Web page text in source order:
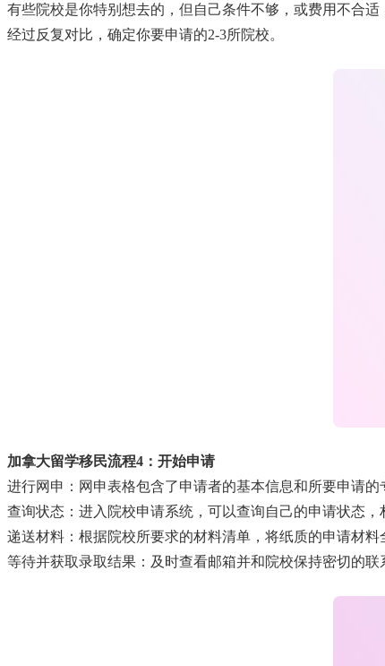
有些院校是你特别想去的，但自己条件不够，或费用不合
经过反复对比，确定你要申请的2-3所院校。
加拿大留学移民流程4：开始申请
进行网申：网申表格包含了申请者的基本信息和所要申请的
查询状态：进入院校申请系统，可以查询自己的申请状态，
递送材料：根据院校所要求的材料清单，将纸质的申请材
等待并获取录取结果：及时查看邮箱并和院校保持密切的联